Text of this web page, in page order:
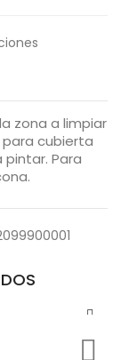
zona a limpiar
cubierta
Para